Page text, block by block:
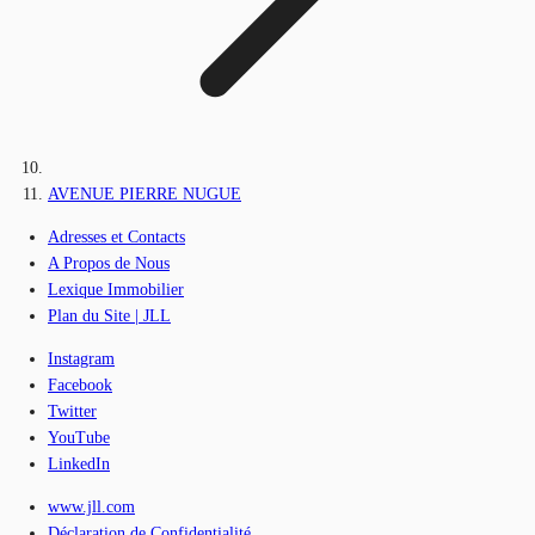
AVENUE PIERRE NUGUE
Adresses et Contacts
A Propos de Nous
Lexique Immobilier
Plan du Site | JLL
Instagram
Facebook
Twitter
YouTube
LinkedIn
www.jll.com